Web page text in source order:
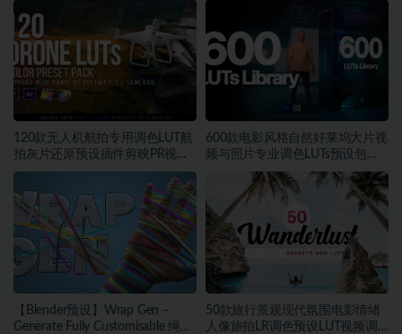
120款无人机航拍专用调色LUT航
拍灰片还原预设插件剪映PR视频
调色
600款电影风格自然好莱坞大片视
频与照片专业调色LUTs预设包素
【Blender预设】Wrap Gen –
Generate Fully Customisable 绳索
50款旅行景观现代氛围电影情绪
人像旅拍LR调色预设LUT视频调